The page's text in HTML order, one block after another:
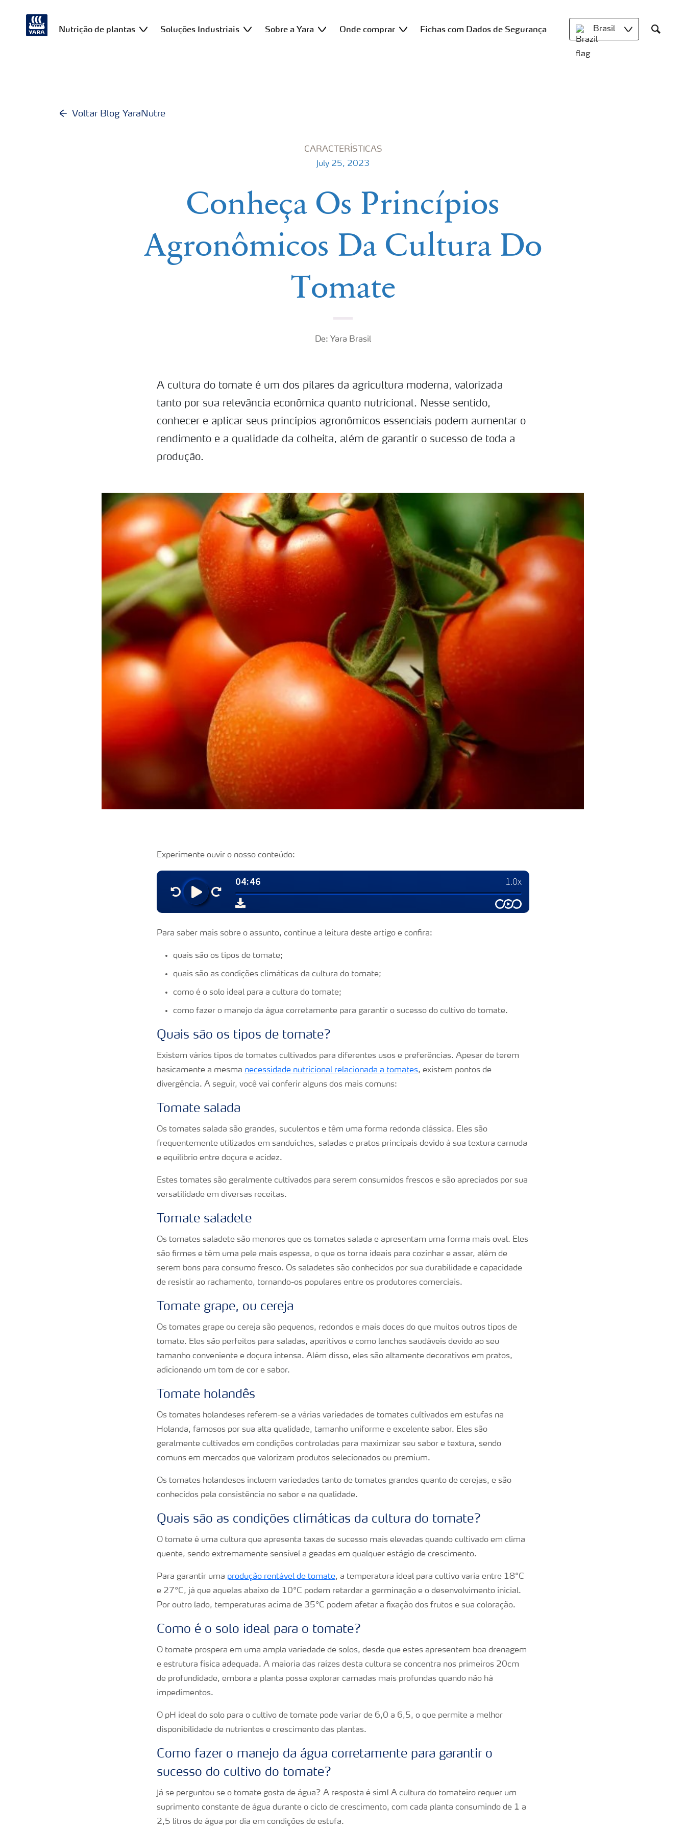
Nutrição de plantas Soluções Industriais Sobre a Yara Onde comprar Fichas com Dados de Segurança Brasil
Search
Voltar Blog YaraNutre
CARACTERÍSTICAS
July 25, 2023
Conheça Os Princípios
Agronômicos Da Cultura Do
Tomate
De: Yara Brasil
A cultura do tomate é um dos pilares da agricultura moderna, valorizada
tanto por sua relevância econômica quanto nutricional. Nesse sentido,
conhecer e aplicar seus princípios agronômicos essenciais podem aumentar o
rendimento e a qualidade da colheita, além de garantir o sucesso de toda a
produção.
Experimente ouvir o nosso conteúdo:
Para saber mais sobre o assunto, continue a leitura deste artigo e confira:
quais são os tipos de tomate;
quais são as condições climáticas da cultura do tomate;
como é o solo ideal para a cultura do tomate;
como fazer o manejo da água corretamente para garantir o sucesso do cultivo do tomate.
Quais são os tipos de tomate?
Existem vários tipos de tomates cultivados para diferentes usos e preferências. Apesar de terem
basicamente a mesma necessidade nutricional relacionada a tomates, existem pontos de
divergência. A seguir, você vai conferir alguns dos mais comuns:
Tomate salada
Os tomates salada são grandes, suculentos e têm uma forma redonda clássica. Eles são
frequentemente utilizados em sanduíches, saladas e pratos principais devido à sua textura carnuda
e equilíbrio entre doçura e acidez.
Estes tomates são geralmente cultivados para serem consumidos frescos e são apreciados por sua
versatilidade em diversas receitas.
Tomate saladete
Os tomates saladete são menores que os tomates salada e apresentam uma forma mais oval. Eles
são firmes e têm uma pele mais espessa, o que os torna ideais para cozinhar e assar, além de
serem bons para consumo fresco. Os saladetes são conhecidos por sua durabilidade e capacidade
de resistir ao rachamento, tornando-os populares entre os produtores comerciais.
Tomate grape, ou cereja
Os tomates grape ou cereja são pequenos, redondos e mais doces do que muitos outros tipos de
tomate. Eles são perfeitos para saladas, aperitivos e como lanches saudáveis devido ao seu
tamanho conveniente e doçura intensa. Além disso, eles são altamente decorativos em pratos,
adicionando um tom de cor e sabor.
Tomate holandês
Os tomates holandeses referem-se a várias variedades de tomates cultivados em estufas na
Holanda, famosos por sua alta qualidade, tamanho uniforme e excelente sabor. Eles são
geralmente cultivados em condições controladas para maximizar seu sabor e textura, sendo
comuns em mercados que valorizam produtos selecionados ou premium.
Os tomates holandeses incluem variedades tanto de tomates grandes quanto de cerejas, e são
conhecidos pela consistência no sabor e na qualidade.
Quais são as condições climáticas da cultura do tomate?
O tomate é uma cultura que apresenta taxas de sucesso mais elevadas quando cultivado em clima
quente, sendo extremamente sensível a geadas em qualquer estágio de crescimento.
Para garantir uma produção rentável de tomate, a temperatura ideal para cultivo varia entre 18°C
e 27°C, já que aquelas abaixo de 10°C podem retardar a germinação e o desenvolvimento inicial.
Por outro lado, temperaturas acima de 35°C podem afetar a fixação dos frutos e sua coloração.
Como é o solo ideal para o tomate?
O tomate prospera em uma ampla variedade de solos, desde que estes apresentem boa drenagem
e estrutura física adequada. A maioria das raízes desta cultura se concentra nos primeiros 20cm
de profundidade, embora a planta possa explorar camadas mais profundas quando não há
impedimentos.
O pH ideal do solo para o cultivo de tomate pode variar de 6,0 a 6,5, o que permite a melhor
disponibilidade de nutrientes e crescimento das plantas.
Como fazer o manejo da água corretamente para garantir o
sucesso do cultivo do tomate?
Já se perguntou se o tomate gosta de água? A resposta é sim! A cultura do tomateiro requer um
suprimento constante de água durante o ciclo de crescimento, com cada planta consumindo de 1 a
2,5 litros de água por dia em condições de estufa.